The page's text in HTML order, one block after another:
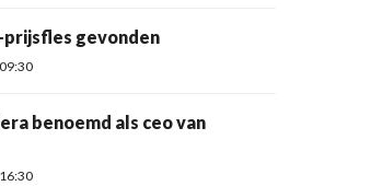
gevonden
benoemd als ceo van